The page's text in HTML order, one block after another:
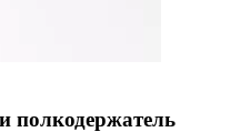
полкодержатель